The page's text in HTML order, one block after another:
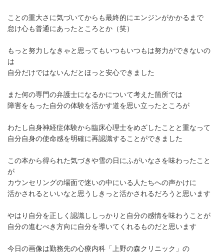
ことの重大さに気づいてからも最終的にエンジンがかかるまで
怠け心も普通にあったところとか（笑）
もっと努力しなきゃと思ってもいつもいつもは努力ができないの
は
自分だけではないんだとほっと安心できました
また何の専門の弁護士になるかについて考えた箇所では
障害をもった自分の体験を活かす道を思い立ったところが
わたし自身神経症体験から臨床心理士をめざしたことと重なって
自分自身の使命感を明確に再認識することができました
この本から得られた気づきや雪の日にふがいなさを味わったこと
が
カウンセリングの場面で迷いの中にいる人たちへの声かけに
活かされるといいなと思うしきっと活かされるだろうと思います
やはり自分を正しく認識ししっかりと自分の感情を味わうことが
自分の進むべき方向に自分を導いてくれるものだと思います
今日の画像は勤務先の心療内科「上野の森クリニック」の